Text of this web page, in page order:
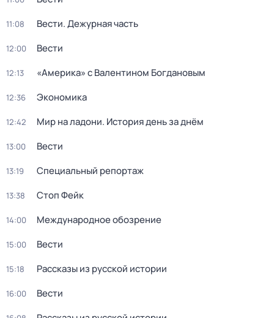
11:08 Вести. Дежурная часть
12:00 Вести
12:13 «Америка» с Валентином Богдановым
12:36 Экономика
12:42 Мир на ладони. История день за днём
13:00 Вести
13:19 Специальный репортаж
13:38 Стоп Фейк
14:00 Международное обозрение
15:00 Вести
15:18 Рассказы из русской истории
16:00 Вести